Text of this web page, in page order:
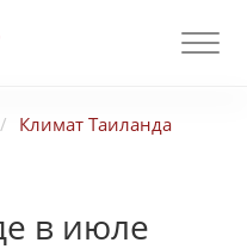
Климат Таиланда
в июле